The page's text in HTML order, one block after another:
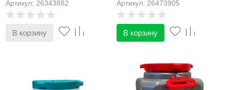
Артикул: 26343882
В корзину
Артикул: 26473905
В корзину